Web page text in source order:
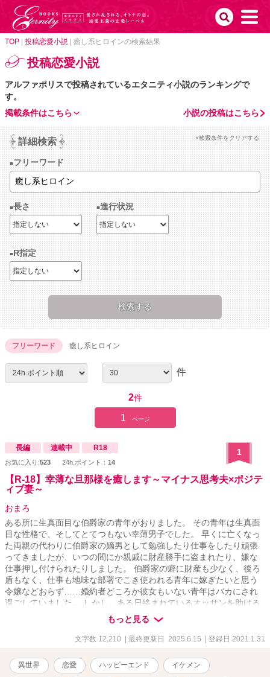
TOP 投稿恋愛小説 癒し系ヒロインの検索結果
投稿恋愛小説
アルファポリスで投稿されているエタニティ小説のランキングで
す。
小説の投稿はこちら
掲載条件はこちら
詳細検索 ×検索条件をクリアする
フリーワード
長さ 進行状況
R指定
フリーワード 癒し系ヒロイン
件
2件
1 ページ
長編 連載中 R18
お気に入り:523 24h.ポイント： 14
1
【R-18】幸薄な旦那様を癒します～マイナス思考夫×ポジテ
ィブ妻～
おまろ
ある所に生真面目な伯爵家の青年がおりました。 その青年は生真面
目な性格で、そしてとてつもない幸薄男子でした。 早くに亡くなっ
た両親の代わりに伯爵家の嫡男として勉強したり仕事をしたり頑張
ってきましたが、いつの間にか親戚に財産勝手に盗まれたり、嫌な
仕事押し付けられたりしました。 伯爵家の癖に財産も少なく、後ろ
盾もなく、仕事も地味な部署でこき使われる青年に嫁ぎたいと思う
令嬢などおらず……婚約者どころか彼女もいない青年はバカにされ
過ごしていました。 しかし、ある日絡まれているオッサンを助ける
と、なんと男爵でお礼に自慢の娘を青年にあげるというのです。 ど
うせ伯爵家の財産やブランド目当てだろう、と愛のない結婚になる
と思っていた青年ですが────家にやってきた男爵令嬢は、それはそ
っぱいが、大きかったのです。 「旦那様！今日もいっぱいお疲れ様
です！…元気ないですね？おっぱい揉みますか？」 これは社畜な幸
もっと見る
文字数 12,210 | 最終更新日 2025.6.15 | 登録日 2021.1.31
異世界 恋愛 ハッピーエンド イケメン